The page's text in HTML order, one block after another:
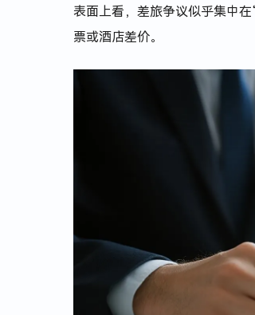
表面上看，差旅争议似乎集中
票或酒店差价。